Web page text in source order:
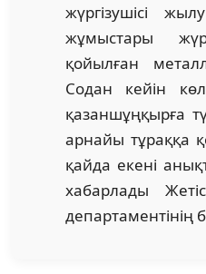
жүргізушісі
жұмыстары
қойылған
Содан кейін
қазаншұңқырға
арнайы тұраққа
қайда екені
хабарлады
департаментінің